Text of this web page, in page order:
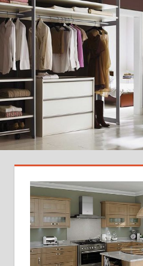
プ 活
を
手
軽
に！
選
び
方
と
お
す